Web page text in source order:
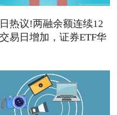
热议!两融余额连续12
易日增加，证券ETF华